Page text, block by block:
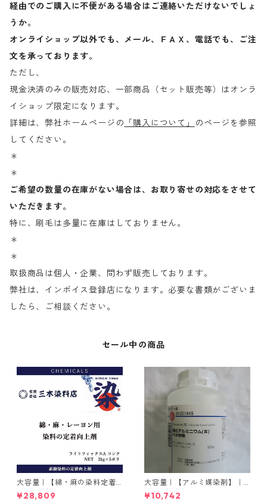
経由でのご購入に不便がある場合はご連絡いただけないでしょ
うか。
オンライショップ以外でも、メール、ＦＡＸ、電話でも、ご注
文を承っております。
ただし、
現金決済のみの販売対応、一部商品（セット販売等）はオンラ
イショップ限定になります。
詳細は、弊社ホームページの 「購入について」
のページを参照
してください。
＊
＊
ご希望の数量の在庫がない場合は、お取り寄せの対応をさせて
いただきます。
特に、刷毛は多量に在庫はしておりません。
＊
＊
取扱商品は個人・企業、問わず販売しております。
弊社は、インボイス登録店になります。必要な書類がございま
したら、ご相談ください。
セール中の商品
大容量｜【綿・麻の染料定着
向上剤】｜2kg×5本｜ライト
フィックスAコンク
¥28,809
大容量｜【アルミ媒染剤】｜5
00g−3本入り｜塩化アルミニ
ウム
¥10,742